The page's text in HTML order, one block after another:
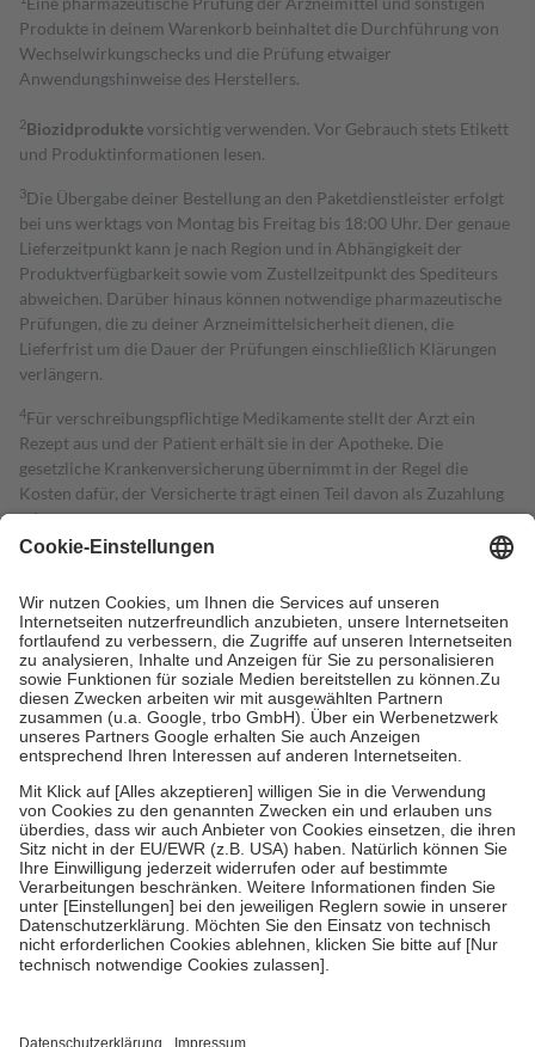
Produkte in deinem Warenkorb beinhaltet die Durchführung von
Wechselwirkungschecks und die Prüfung etwaiger
Anwendungshinweise des Herstellers.
2Biozidproduktevorsichtig verwenden. Vor Gebrauch stets Etikett
und Produktinformationen lesen.
3Die Übergabe deiner Bestellung an den Paketdienstleister erfolgt
bei uns werktags von Montag bis Freitag bis 18:00 Uhr. Der genaue
Lieferzeitpunkt kann je nach Region und in Abhängigkeit der
Produktverfügbarkeit sowie vom Zustellzeitpunkt des Spediteurs
abweichen. Darüber hinaus können notwendige pharmazeutische
Prüfungen, die zu deiner Arzneimittelsicherheit dienen, die
Lieferfrist um die Dauer der Prüfungen einschließlich Klärungen
verlängern.
4Für verschreibungspflichtige Medikamente stellt der Arzt ein
Rezept aus und der Patient erhält sie in der Apotheke. Die
gesetzliche Krankenversicherung übernimmt in der Regel die
Kosten dafür, der Versicherte trägt einen Teil davon als Zuzahlung
mit.
Grundsätzlich leisten Mitglieder Zuzahlungen in Höhe von zehn
höchstens zehn Euro.
Es sind jedoch nie mehr als die tatsächlichen
Kosten der Leistung zu entrichten.
Diese Regeln gelten grundsätzlich auch für Online-Apotheken.
Bei Heilmitteln und häuslicher Krankenpflege beträgt die
Zuzahlung zehn Prozent der Kosten sowie zehn Euro je
Verordnung.
Um das Engagement der Versicherten für ihre eigene Gesundheit zu
stärken und die besondere Stellung der Familie zu unterstützen,
fallenkeine Zuzahlungenan bei:
• Kindern und Jugendlichen bis zum vollendeten 18. Lebensjahr
mit Ausnahme der Fahrkosten
• Untersuchungen zur Vorsorge und Früherkennung, die von der
GKV getragen werden
• empfohlenen Schutzimpfungen
• Harn- und Blutteststreifen
getroffen, um sicherzustellen, dass es sich um echte Bewertungen